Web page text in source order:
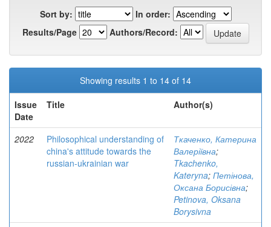
Sort by:
In order:
Results/Page
Authors/Record:
Showing results 1 to 14 of 14
Issue
Date
Title Author(s)
2022
Philosophical understanding of
china's attitude towards the
russian-ukrainian war
Ткаченко, Катерина
Валеріївна;
Tkachenko,
Kateryna; Петінова,
Оксана Борисівна;
Petinova, Oksana
Borysivna